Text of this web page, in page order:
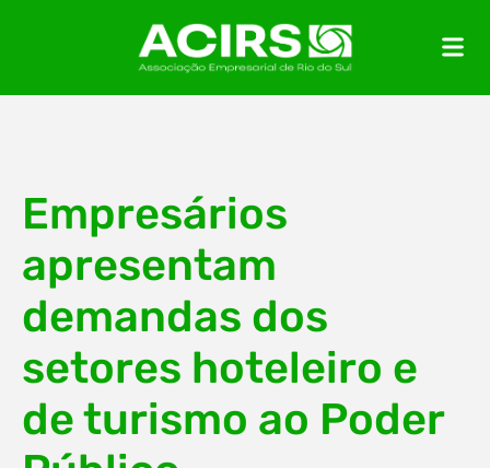
Empresários
apresentam
demandas dos
setores hoteleiro e
de turismo ao Poder